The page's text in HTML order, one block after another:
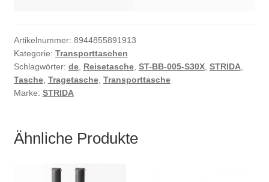
Artikelnummer: 8944855891913
Kategorie: Transporttaschen
Schlagwörter: de, Reisetasche, ST-BB-005-S30X, STRIDA,
Tasche, Tragetasche, Transporttasche
Marke: STRIDA
Ähnliche Produkte